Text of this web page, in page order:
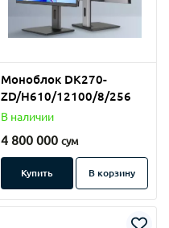
Моноблок DK270-
ZD/H610/12100/8/256
В наличии
4 800 000 сум
Купить В корзину